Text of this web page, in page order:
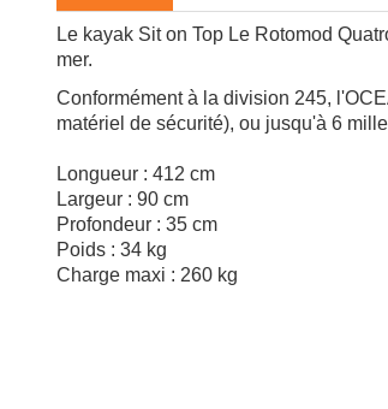
Le kayak Sit on Top Le Rotomod
mer.
Conformément à la division 245,
matériel de sécurité), ou jusqu'à 6
Longueur : 412 cm
Largeur : 90 cm
Profondeur : 35 cm
Poids : 34 kg
Charge maxi : 260 kg